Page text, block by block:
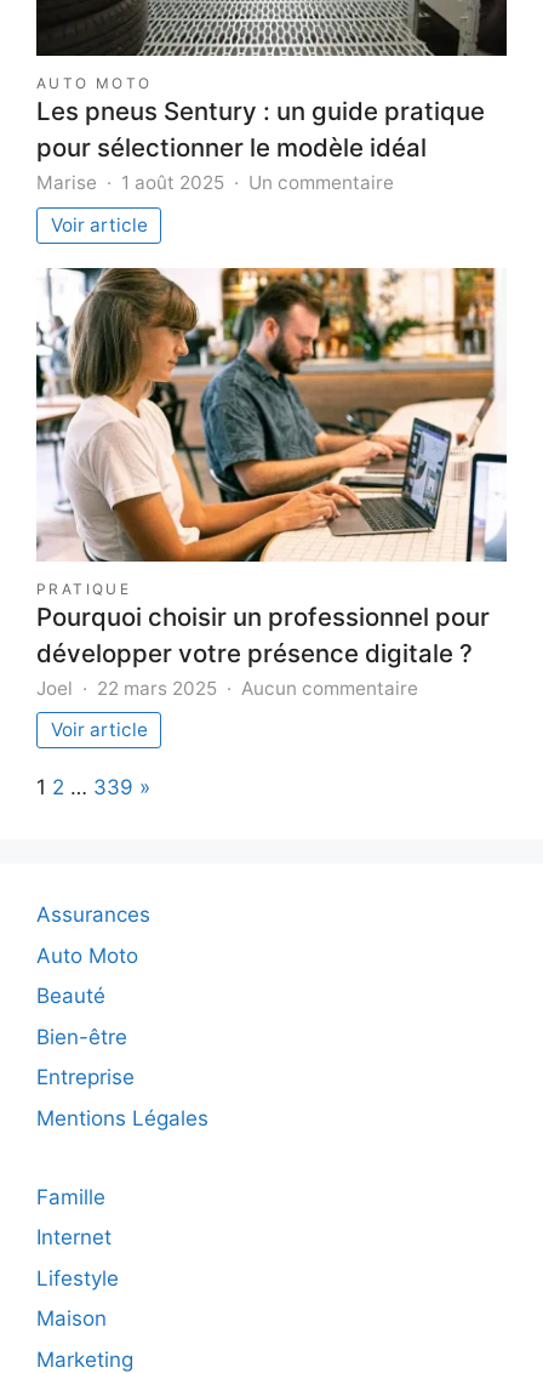
AUTO MOTO
Les pneus Sentury : un guide pratique
pour sélectionner le modèle idéal
Marise 1 août 2025 Un commentaire
:
un
guide
pratique
pour
sélectionner
le
modèle
idéal
Voir article
PRATIQUE
Pourquoi choisir un professionnel pour
développer votre présence digitale ?
Joel 22 mars 2025 Aucun commentaire
Voir article
Page:
1 2 … 339 Next
»
Assurances
Auto Moto
Beauté
Bien-être
Entreprise
Mentions Légales
Famille
Internet
Lifestyle
Maison
Marketing